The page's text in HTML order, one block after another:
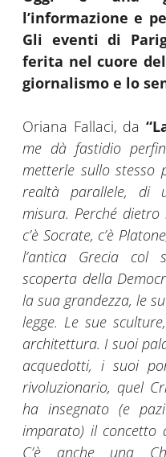
l’informazione e
Gli eventi di
ferita nel cuore
giornalismo e lo
Oriana Fallaci, da
me dà fastidio
metterle sullo stesso
realtà parallele, di
misura. Perché dietro
c’è Socrate, c’è
l’antica Grecia
scoperta della
la sua grandezza, le
legge. Le sue
architettura. I suoi
acquedotti, i suoi
rivoluzionario, quel
ha insegnato (e
imparato) il concetto
C’è anche una